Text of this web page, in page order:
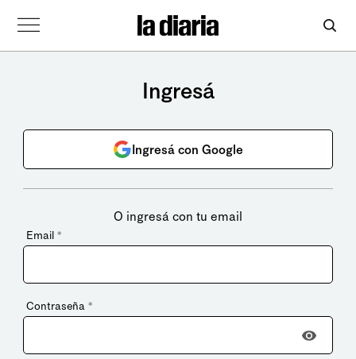
Ingresá
Ingresá con Google
O ingresá con tu email
Email *
Contraseña *